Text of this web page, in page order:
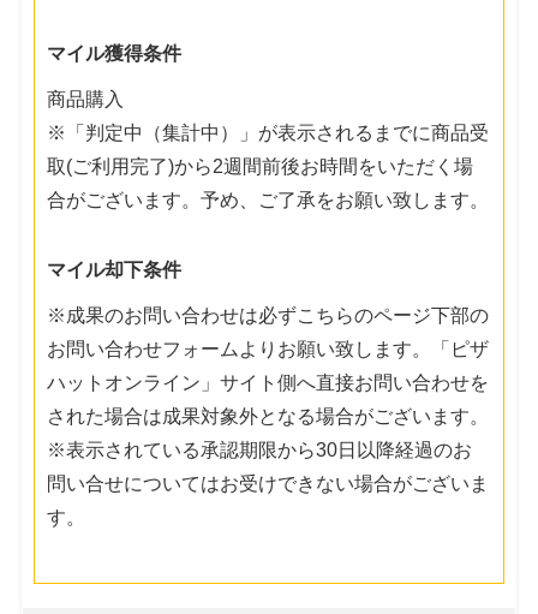
マイル獲得条件
商品購入
※「判定中（集計中）」が表示されるまでに商品受
取(ご利用完了)から2週間前後お時間をいただく場
合がございます。予め、ご了承をお願い致します。
マイル却下条件
※成果のお問い合わせは必ずこちらのページ下部の
お問い合わせフォームよりお願い致します。「ピザ
ハットオンライン」サイト側へ直接お問い合わせを
された場合は成果対象外となる場合がございます。
※表示されている承認期限から30日以降経過のお
問い合せについてはお受けできない場合がございま
す。